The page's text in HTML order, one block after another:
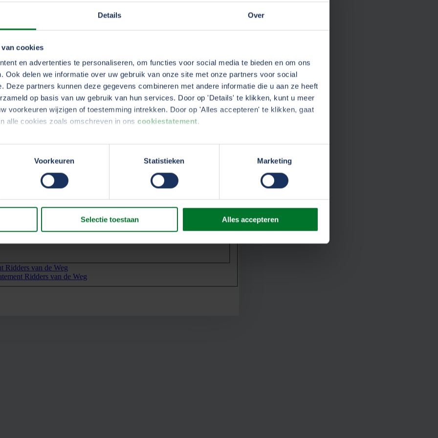
Details Over
cookies
en advertenties te personaliseren, om functies voor social media te bieden en om ons
Ook delen we informatie over uw gebruik van onze site met onze partners voor social
Deze partners kunnen deze gegevens combineren met andere informatie die u aan ze heeft
op basis van uw gebruik van hun services. Door op 'Details' te klikken, kunt u meer
voorkeuren wijzigen of toestemming intrekken. Door op 'Alles accepteren' te klikken, gaat
alle cookies zoals omschreven in ons cookiestatement.
die uw gegevens kunnen ontvangen en verwerken.
Voorkeuren Statistieken Marketing
Selectie toestaan Alles accepteren
Ridders van de Weg
Ridders van de Weg